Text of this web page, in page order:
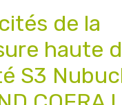
de la
haute
S3